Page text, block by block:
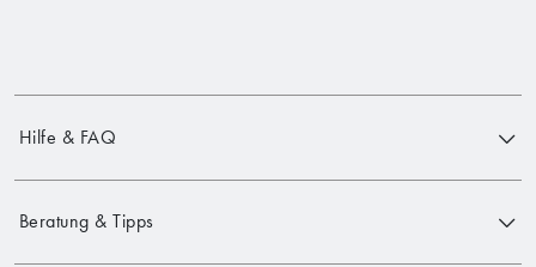
Hilfe & FAQ
Beratung & Tipps